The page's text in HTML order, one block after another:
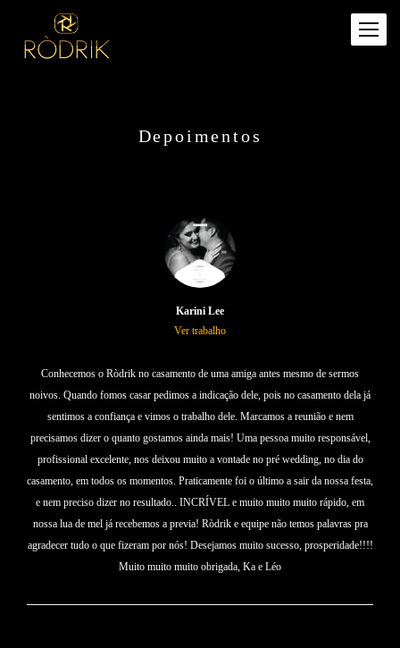
Depoimentos
Conhecemos o Ròdrik no casamento de uma amiga antes mesmo de sermos
noivos. Quando fomos casar pedimos a indicação dele, pois no casamento dela já
sentimos a confiança e vimos o trabalho dele. Marcamos a reunião e nem
precisamos dizer o quanto gostamos ainda mais! Uma pessoa muito responsável,
profissional excelente, nos deixou muito a vontade no pré wedding, no dia do
casamento, em todos os momentos. Praticamente foi o último a sair da nossa festa,
e nem preciso dizer no resultado.. INCRÍVEL e muito muito muito rápido, em
nossa lua de mel já recebemos a previa! Ròdrik e equipe não temos palavras pra
agradecer tudo o que fizeram por nós! Desejamos muito sucesso, prosperidade!!!!
Muito muito muito obrigada, Ka e Léo
Karini Lee
Ver trabalho